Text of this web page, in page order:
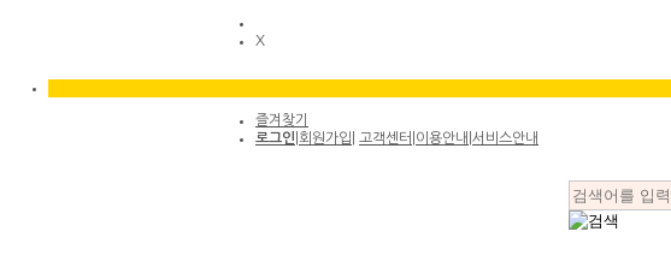
X
즐겨찾기
로그인 회원가입 고객센터 이용안내 서비스안내